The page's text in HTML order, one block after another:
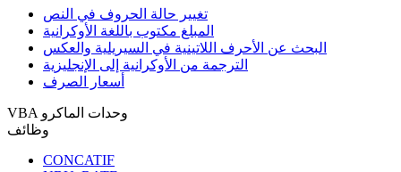
تغيير حالة الحروف في النص
المبلغ مكتوب باللغة الأوكرانية
البحث عن الأحرف اللاتينية في السيريلية والعكس
الترجمة من الأوكرانية إلى الإنجليزية
أسعار الصرف
VBA وحدات الماكرو
وظائف
CONCATIF